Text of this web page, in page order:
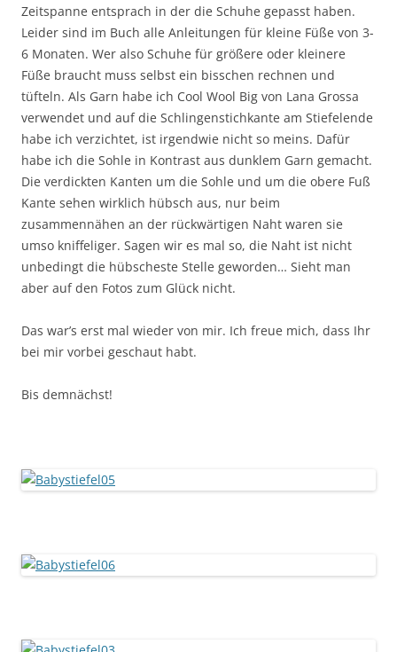
Zeitspanne entsprach in der die Schuhe gepasst haben.
Leider sind im Buch alle Anleitungen für kleine Füße von 3-
6 Monaten. Wer also Schuhe für größere oder kleinere
Füße braucht muss selbst ein bisschen rechnen und
tüfteln. Als Garn habe ich Cool Wool Big von Lana Grossa
verwendet und auf die Schlingenstichkante am Stiefelende
habe ich verzichtet, ist irgendwie nicht so meins. Dafür
habe ich die Sohle in Kontrast aus dunklem Garn gemacht.
Die verdickten Kanten um die Sohle und um die obere Fuß
Kante sehen wirklich hübsch aus, nur beim
zusammennähen an der rückwärtigen Naht waren sie
umso kniffeliger. Sagen wir es mal so, die Naht ist nicht
unbedingt die hübscheste Stelle geworden… Sieht man
aber auf den Fotos zum Glück nicht.
Das war’s erst mal wieder von mir. Ich freue mich, dass Ihr
bei mir vorbei geschaut habt.
Bis demnächst!